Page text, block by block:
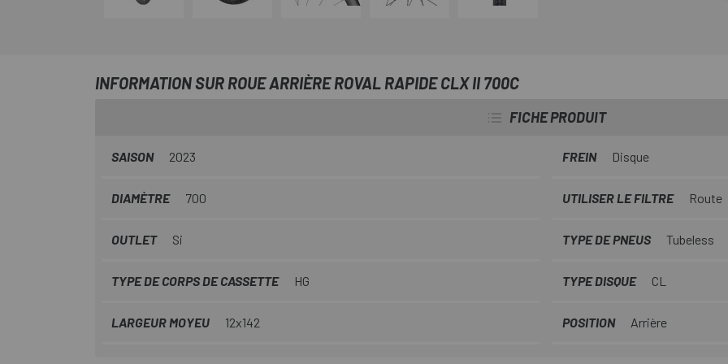
INFORMATION SUR ROUE ARRIÈRE ROVAL RAPIDE CLX II 700C
FICHE PRODUIT
SAISON 2023 FREIN Disque
DIAMÈTRE 700 UTILISER LE FILTRE Route
OUTLET Si TYPE DE PNEUS Tubeless
TYPE DE CORPS DE CASSETTE HG TYPE DISQUE CL
LARGEUR MOYEU 12x142 POSITION Arrière